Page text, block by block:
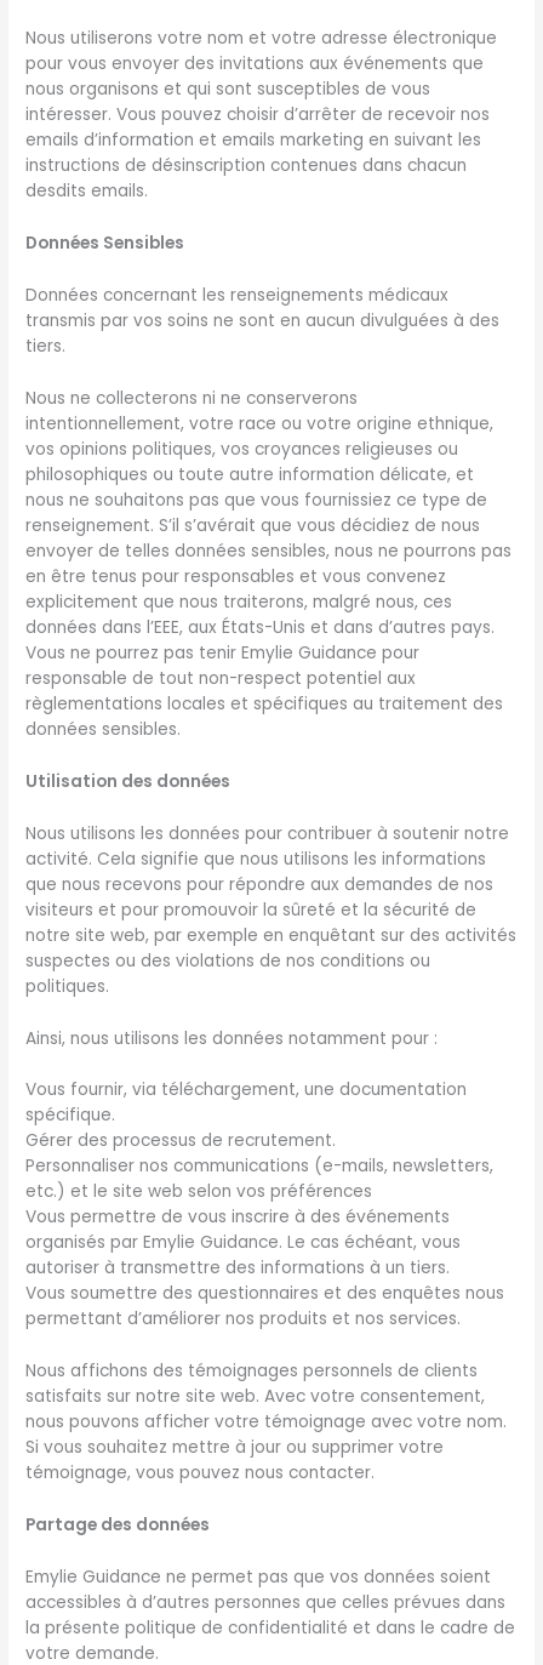
Nous utiliserons votre nom et votre adresse électronique
pour vous envoyer des invitations aux événements que
nous organisons et qui sont susceptibles de vous
intéresser. Vous pouvez choisir d’arrêter de recevoir nos
emails d’information et emails marketing en suivant les
instructions de désinscription contenues dans chacun
desdits emails.
Données Sensibles
Données concernant les renseignements médicaux
transmis par vos soins ne sont en aucun divulguées à des
tiers.
Nous ne collecterons ni ne conserverons
intentionnellement, votre race ou votre origine ethnique,
vos opinions politiques, vos croyances religieuses ou
philosophiques ou toute autre information délicate, et
nous ne souhaitons pas que vous fournissiez ce type de
renseignement. S’il s’avérait que vous décidiez de nous
envoyer de telles données sensibles, nous ne pourrons pas
en être tenus pour responsables et vous convenez
explicitement que nous traiterons, malgré nous, ces
données dans l’EEE, aux États-Unis et dans d’autres pays.
Vous ne pourrez pas tenir Emylie Guidance pour
responsable de tout non-respect potentiel aux
règlementations locales et spécifiques au traitement des
données sensibles.
Utilisation des données
Nous utilisons les données pour contribuer à soutenir notre
activité. Cela signifie que nous utilisons les informations
que nous recevons pour répondre aux demandes de nos
visiteurs et pour promouvoir la sûreté et la sécurité de
notre site web, par exemple en enquêtant sur des activités
suspectes ou des violations de nos conditions ou
politiques.
Ainsi, nous utilisons les données notamment pour :
Vous fournir, via téléchargement, une documentation
spécifique.
Gérer des processus de recrutement.
Personnaliser nos communications (e-mails, newsletters,
etc.) et le site web selon vos préférences
Vous permettre de vous inscrire à des événements
organisés par Emylie Guidance. Le cas échéant, vous
autoriser à transmettre des informations à un tiers.
Vous soumettre des questionnaires et des enquêtes nous
permettant d’améliorer nos produits et nos services.
Nous affichons des témoignages personnels de clients
satisfaits sur notre site web. Avec votre consentement,
nous pouvons afficher votre témoignage avec votre nom.
Si vous souhaitez mettre à jour ou supprimer votre
témoignage, vous pouvez nous contacter.
Partage des données
Emylie Guidance ne permet pas que vos données soient
accessibles à d’autres personnes que celles prévues dans
la présente politique de confidentialité et dans le cadre de
votre demande.